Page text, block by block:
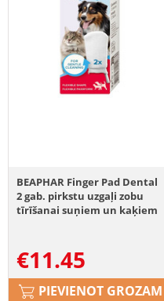
BEAPHAR Finger Pad Dental
2 gab. pirkstu uzgaļi zobu
tīrīšanai suņiem un kaķiem
€11.45
PIEVIENOT GROZAM